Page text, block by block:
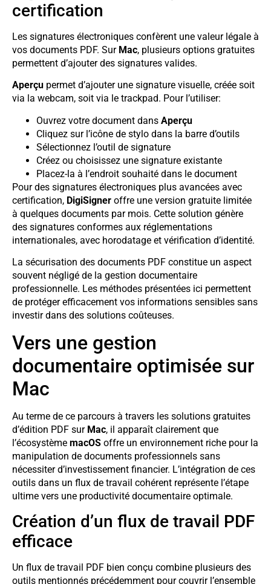
certification
Les signatures électroniques confèrent une valeur légale à
vos documents PDF. Sur Mac, plusieurs options gratuites
permettent d’ajouter des signatures valides.
Aperçu permet d’ajouter une signature visuelle, créée soit
via la webcam, soit via le trackpad. Pour l’utiliser:
Ouvrez votre document dans Aperçu
Cliquez sur l’icône de stylo dans la barre d’outils
Sélectionnez l’outil de signature
Créez ou choisissez une signature existante
Placez-la à l’endroit souhaité dans le document
Pour des signatures électroniques plus avancées avec
certification, DigiSigner offre une version gratuite limitée
à quelques documents par mois. Cette solution génère
des signatures conformes aux réglementations
internationales, avec horodatage et vérification d’identité.
La sécurisation des documents PDF constitue un aspect
souvent négligé de la gestion documentaire
professionnelle. Les méthodes présentées ici permettent
de protéger efficacement vos informations sensibles sans
investir dans des solutions coûteuses.
Vers une gestion
documentaire optimisée sur
Mac
Au terme de ce parcours à travers les solutions gratuites
d’édition PDF sur Mac, il apparaît clairement que
l’écosystème macOS offre un environnement riche pour la
manipulation de documents professionnels sans
nécessiter d’investissement financier. L’intégration de ces
outils dans un flux de travail cohérent représente l’étape
ultime vers une productivité documentaire optimale.
Création d’un flux de travail PDF
efficace
Un flux de travail PDF bien conçu combine plusieurs des
outils mentionnés précédemment pour couvrir l’ensemble